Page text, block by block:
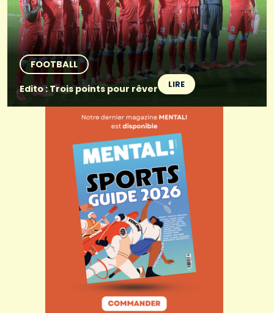
FOOTBALL
Edito : Trois points pour rêver
LIRE